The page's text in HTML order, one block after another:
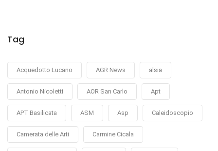
Tag
Acquedotto Lucano AGR News alsia
Antonio Nicoletti AOR San Carlo Apt
APT Basilicata ASM Asp Caleidoscopio
Camerata delle Arti Carmine Cicala